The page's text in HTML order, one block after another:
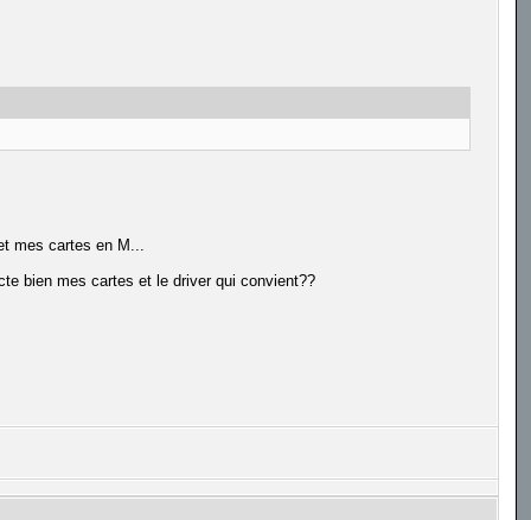
mes cartes en M...
bien mes cartes et le driver qui convient??